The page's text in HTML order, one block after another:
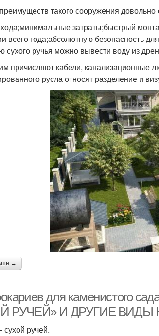
такого сооружения
затраты;быстрый
всего года;абсолютную безопасность
ручья можно вывести воду из
причисляют кабели, канализационные
русла относят разделение и
→
для каменистого
РУЧЕЙ» И ДРУГИЕ
ручей.